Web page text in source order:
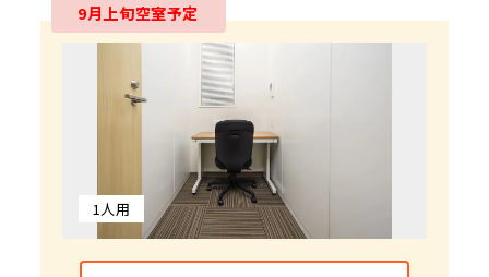
1人用
9月上旬空室予定
2人用
空室あり
4～5人用
6人用
8月中旬空室予定
6～8人用
空室あり
10～12人用
20～30人用 ※画像はイメージ